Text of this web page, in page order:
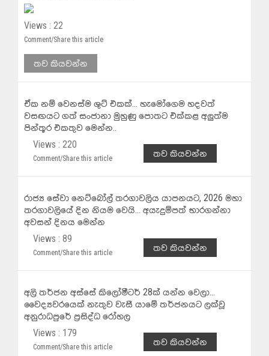
Views : 22
Comment/Share this article
තව කියවන්න
ඒක නම් වෙනස්ම ශුට් එකක්... හැමෝගෙම හදවත්
වසඟයට ගත් සංජානා මුහුණු පොතට එක්කළ අලුත්ම
පින්තූර එකතුව මෙන්න..
Views : 220
Comment/Share this article තව කියවන්න
රාජ්‍ය සේවා නෙට්බෝල් තරගාවලිය යාපනයට, 2026 මහා
තරගාවලියේ දින නියම වෙයි... අයැදුම්පත් භාරගන්නා
අවසන් දිනය මෙන්න
Views : 89
Comment/Share this article තව කියවන්න
අලි තර්ජන අස්සේ කිලෝමීටර් 28ක් යන්න වෙලා...
වෛද්‍යවරයෙක් නැතුව වැසී යාමේ තර්ජනයට ලක්වූ
අනුරාධපුරේ ප්‍රසිද්ධ රෝහල
Views : 179
Comment/Share this article තව කියවන්න